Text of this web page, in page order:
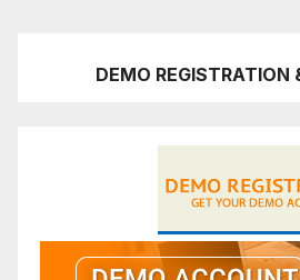
DEMO REGISTRATION